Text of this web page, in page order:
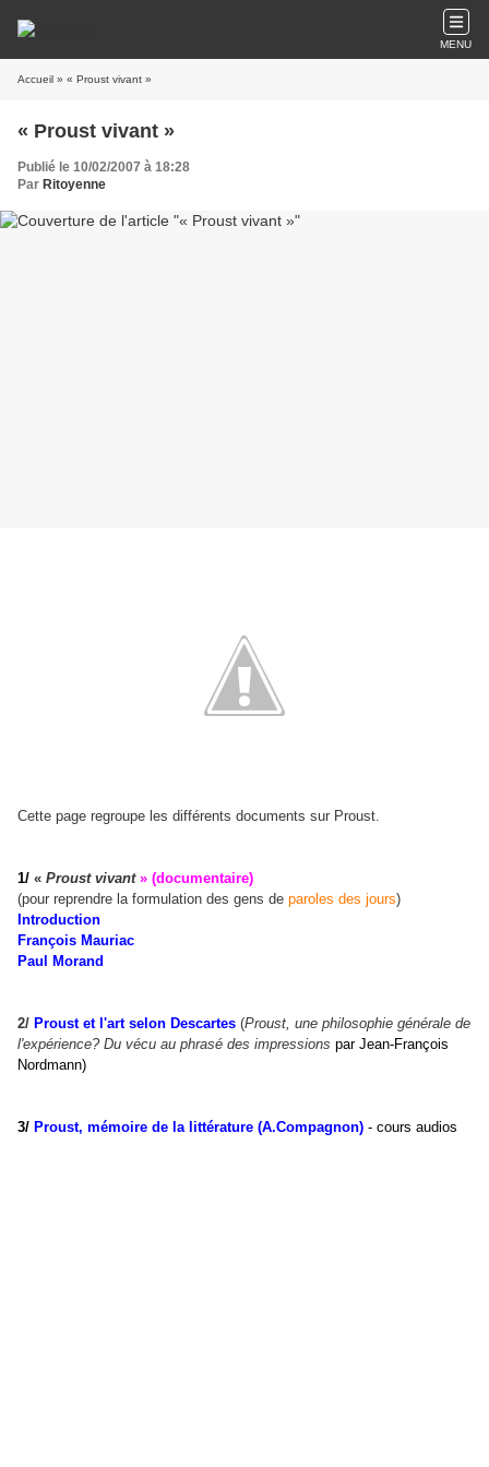
MENU
Accueil » « Proust vivant »
« Proust vivant »
Publié le 10/02/2007 à 18:28
Par Ritoyenne
Cette page regroupe les différents documents sur Proust.
1/ « Proust vivant » (documentaire)
(pour reprendre la formulation des gens de paroles des jours)
Introduction
François Mauriac
Paul Morand
2/ Proust et l'art selon Descartes (Proust, une philosophie générale de
l'expérience? Du vécu au phrasé des impressions par Jean-François
Nordmann)
3/ Proust, mémoire de la littérature (A.Compagnon) - cours audios